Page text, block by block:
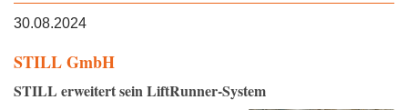
30.08.2024
STILL GmbH
STILL erweitert sein LiftRunner-System